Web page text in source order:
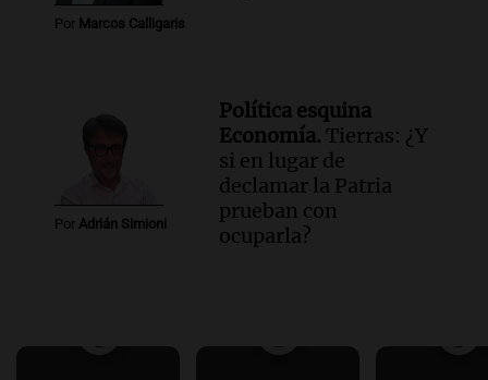
Por Marcos Calligaris
Por Adrián Simioni
Política esquina
Economía. Tierras: ¿Y
si en lugar de
declamar la Patria
prueban con
ocuparla?